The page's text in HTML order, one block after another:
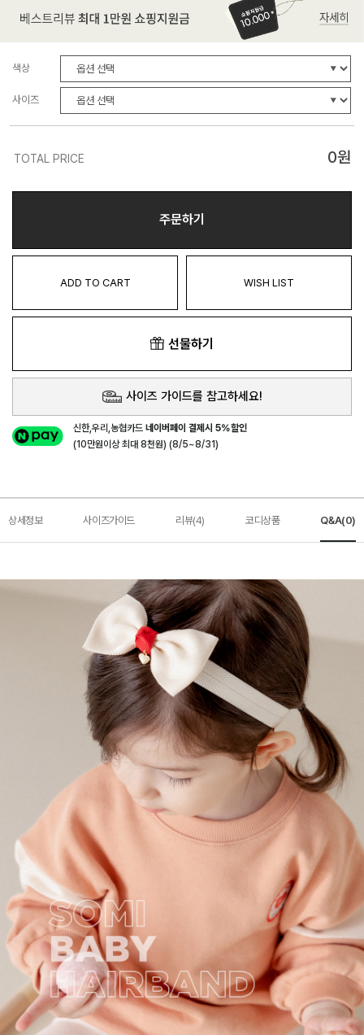
색상
사이즈
TOTAL PRICE 0원
주문하기
ADD TO CART WISH LIST
선물하기
사이즈 가이드를 참고하세요!
신한,우리,농협카드네이버페이 결제시 5%할인
(10만원이상 최대 8천원) (8/5~8/31)
상세정보 사이즈가이드 리뷰(4) 코디상품 Q&A(0)